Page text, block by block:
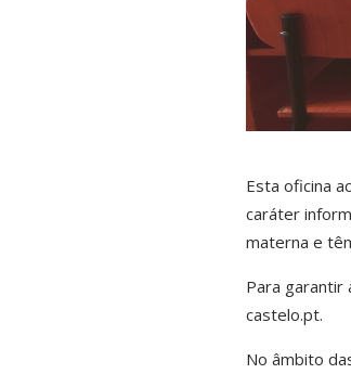
Esta oficina
caráter
materna e
Para garantir
castelo.pt.
No âmbito